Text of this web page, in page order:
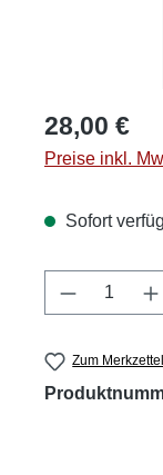
Regulärer Preis:
28,00 €
Preise inkl.
Sofort
Produkt
Zum